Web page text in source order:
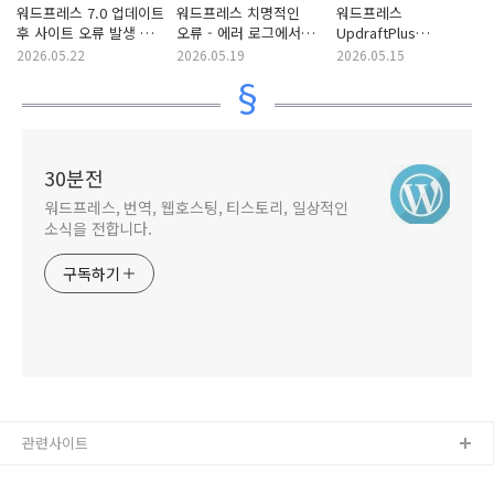
워드프레스 7.0 업데이트
후 사이트 오류 발생 시
해결 방법 (+Quform
2026.05.22
워드프레스 치명적인
오류 - 에러 로그에서
문제 원인을 찾을 수
2026.05.19
워드프레스
UpdraftPlus
플러그인으로 복원 시
실패)
2026.05.15
30분전
워드프레스, 번역, 웹호스팅, 티스토리, 일상적인
소식을 전합니다.
구독하기
관련사이트